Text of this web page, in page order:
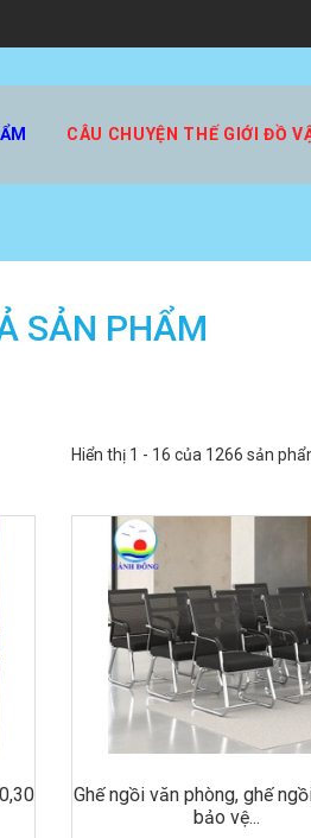
CÂU CHUYỆN THẾ GIỚI ĐỒ
SẢN PHẨM
Hiển thị 1 - 16 của 1266 sản
Ghế ngồi văn phòng, ghế
bảo vệ...